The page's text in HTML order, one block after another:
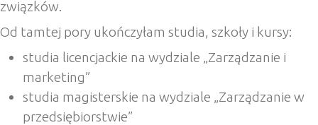
związków.
Od tamtej pory ukończyłam studia, szkoły i kursy:
studia licencjackie na wydziale „Zarządzanie i
marketing”
studia magisterskie na wydziale „Zarządzanie w
przedsiębiorstwie”